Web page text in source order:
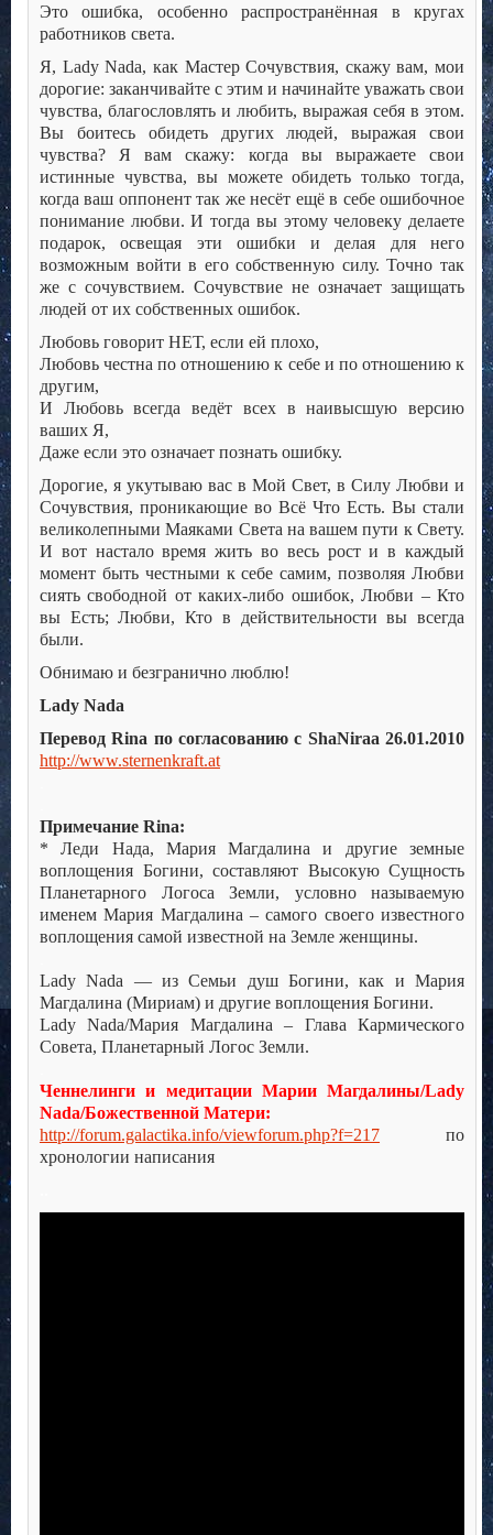
Это ошибка, особенно распространённая в кругах
работников света.
Я, Lady Nada, как Мастер Сочувствия, скажу вам, мои
дорогие: заканчивайте с этим и начинайте уважать свои
чувства, благословлять и любить, выражая себя в этом.
Вы боитесь обидеть других людей, выражая свои
чувства? Я вам скажу: когда вы выражаете свои
истинные чувства, вы можете обидеть только тогда,
когда ваш оппонент так же несёт ещё в себе ошибочное
понимание любви. И тогда вы этому человеку делаете
подарок, освещая эти ошибки и делая для него
возможным войти в его собственную силу. Точно так
же с сочувствием. Сочувствие не означает защищать
людей от их собственных ошибок.
Любовь говорит НЕТ, если ей плохо,
Любовь честна по отношению к себе и по отношению к
другим,
И Любовь всегда ведёт всех в наивысшую версию
ваших Я,
Даже если это означает познать ошибку.
Дорогие, я укутываю вас в Мой Свет, в Силу Любви и
Сочувствия, проникающие во Всё Что Есть. Вы стали
великолепными Маяками Света на вашем пути к Свету.
И вот настало время жить во весь рост и в каждый
момент быть честными к себе самим, позволяя Любви
сиять свободной от каких-либо ошибок, Любви – Кто
вы Есть; Любви, Кто в действительности вы всегда
были.
Обнимаю и безгранично люблю!
Lady Nada
Перевод Rina по согласованию с ShaNiraa 26.01.2010
http://www.sternenkraft.at
Примечание Rina:
* Леди Нада, Мария Магдалина и другие земные
воплощения Богини, составляют Высокую Сущность
Планетарного Логоса Земли, условно называемую
именем Мария Магдалина – самого своего известного
воплощения самой известной на Земле женщины.
Lady Nada — из Семьи душ Богини, как и Мария
Магдалина (Мириам) и другие воплощения Богини.
Lady Nada/Мария Магдалина – Глава Кармического
Совета, Планетарный Логос Земли.
Ченнелинги и медитации Марии Магдалины/Lady
Nada/Божественной Матери:
http://forum.galactika.info/viewforum.php?f=217 по
хронологии написания